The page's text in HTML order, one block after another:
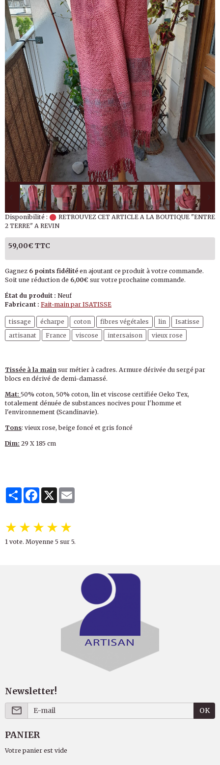
Disponibilité :
RETROUVEZ CET ARTICLE A LA BOUTIQUE "ENTRE
2 TERRE" A REVIN
59,00€ TTC
Gagnez 6 points fidélité en ajoutant ce produit à votre commande.
Soit une réduction de 6,00€ sur votre prochaine commande.
État du produit : Neuf
Fabricant : Fait-main par ISATISSE
tissage écharpe coton fibres végétales lin
Isatisse
artisanat
France viscose intersaison vieux rose
Tissée à la main sur métier à cadres. Armure dérivée du sergé par
blocs en dérivé de demi-damassé.
Mat: 50% coton, 50% coton, lin et viscose certifiée Oeko Tex,
totalement dénuée de substances nocives pour l'homme et
l'environnement (Scandinavie).
Tons: vieux rose, beige foncé et gris foncé
Dim: 29 X 185 cm
PartagerFacebook
X
★★★★★
1 vote. Moyenne 5 sur 5.
Newsletter!
OK
PANIER
Votre panier est vide